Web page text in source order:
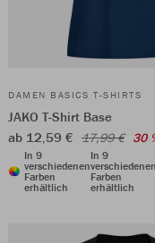
DAMEN BASICS T-SHIRTS
JAKO T-Shirt Base
ab 12,59 € 17,99 € 30
In 9
verschiedenen
Farben
erhältlich
In 9
Farben
erhältlich